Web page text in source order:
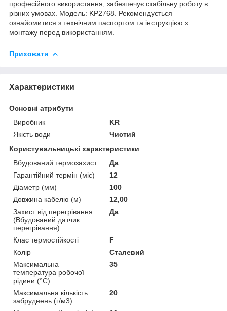
професійного використання, забезпечує стабільну роботу в
різних умовах. Модель: KP2768. Рекомендується
ознайомитися з технічним паспортом та інструкцією з
монтажу перед використанням.
Приховати
Характеристики
Основні атрибути
Виробник
KR
Якість води
Чистий
Користувальницькі характеристики
Вбудований термозахист
Да
Гарантійний термін (міс)
12
Діаметр (мм)
100
Довжина кабелю (м)
12,00
Захист від перегрівання
(Вбудований датчик
перегрівання)
Да
Клас термостійкості
F
Колір
Сталевий
Максимальна
температура робочої
рідини (°C)
35
Максимальна кількість
забруднень (г/м3)
20